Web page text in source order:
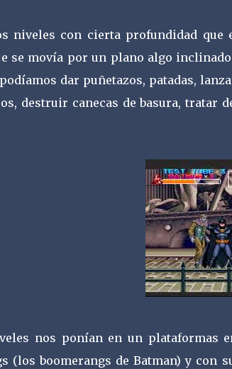
niveles con cierta profundidad
se movía por un plano algo
dar puñetazos, patadas,
destruir canecas de basura, tratar
nos ponían en un plataformas
(los boomerangs de Batman) y con